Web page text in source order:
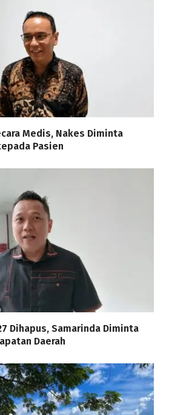
Medis, Nakes Diminta
Pasien
Dihapus, Samarinda Diminta
Daerah